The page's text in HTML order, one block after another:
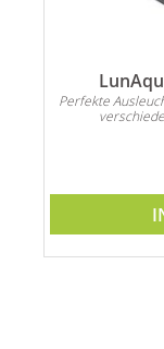
Perfekte